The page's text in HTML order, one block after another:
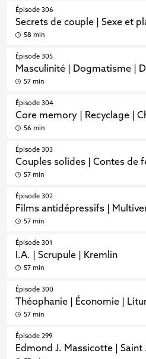
Épisode 306
Secrets de couple | Sexe et
58 min
Épisode 305
Masculinité | Dogmatisme |
57 min
Épisode 304
Core memory | Recyclage |
56 min
Épisode 303
Couples solides | Contes de
57 min
Épisode 302
Films antidépressifs |
57 min
Épisode 301
I.A. | Scrupule | Kremlin
57 min
Épisode 300
Théophanie | Économie |
57 min
Épisode 299
Edmond J. Massicotte | Saint